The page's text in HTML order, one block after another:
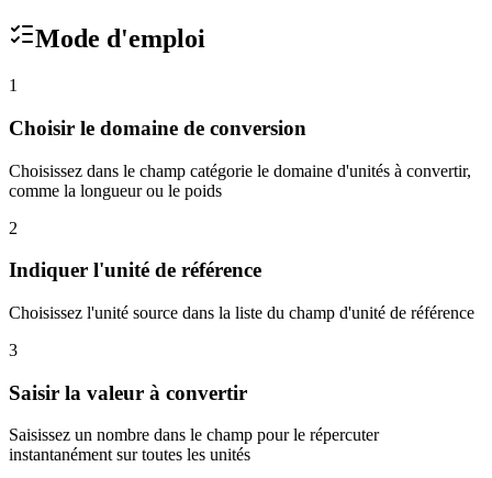
Mode d'emploi
1
Choisir le domaine de conversion
Choisissez dans le champ catégorie le domaine d'unités à convertir,
comme la longueur ou le poids
2
Indiquer l'unité de référence
Choisissez l'unité source dans la liste du champ d'unité de référence
3
Saisir la valeur à convertir
Saisissez un nombre dans le champ pour le répercuter
instantanément sur toutes les unités